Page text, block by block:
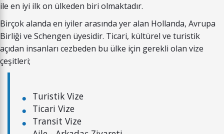
ile en iyi ilk on ülkeden biri olmaktadır.
Birçok alanda en iyiler arasında yer alan Hollanda, Avrupa
Birliği ve Schengen üyesidir. Ticari, kültürel ve turistik
açıdan insanları cezbeden bu ülke için gerekli olan vize
çeşitleri;
Turistik Vize
Ticari Vize
Transit Vize